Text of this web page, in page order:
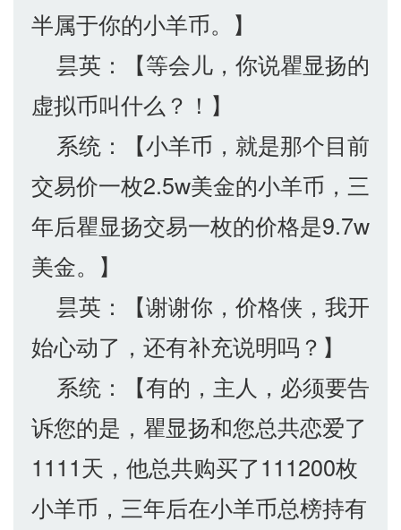
半属于你的小羊币。】
昙英：【等会儿，你说瞿显扬的
虚拟币叫什么？！】
系统：【小羊币，就是那个目前
交易价一枚2.5w美金的小羊币，三
年后瞿显扬交易一枚的价格是9.7w
美金。】
昙英：【谢谢你，价格侠，我开
始心动了，还有补充说明吗？】
系统：【有的，主人，必须要告
诉您的是，瞿显扬和您总共恋爱了
1111天，他总共购买了111200枚
小羊币，三年后在小羊币总榜持有